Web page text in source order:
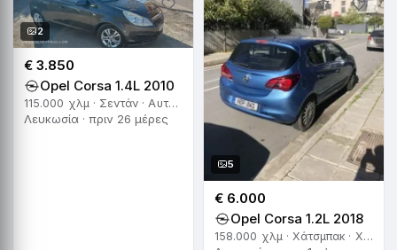
2
€ 3.850
Opel Corsa 1.4L 2010
115.000 χλμ · Σεντάν · Αυτόματο
Λευκωσία · πριν 26 μέρες
5
€ 6.000
Opel Corsa 1.2L 2018
158.000 χλμ · Χάτσμπακ · Χειροκίνητο